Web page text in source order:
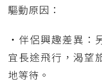
驅動原因：
・伴侶興趣差異：
宜長途飛行，渴望
地等待。